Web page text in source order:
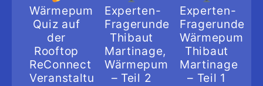
Wärmepumpen-
Quiz auf
der
Rooftop
ReConnect
Veranstaltung
Experten-
Fragerunde:
Thibaut
Martinage,
Wärmepumpeninstallateur
– Teil 2
Experten-
Fragerunde:
Thibaut
Martinage
– Teil 1